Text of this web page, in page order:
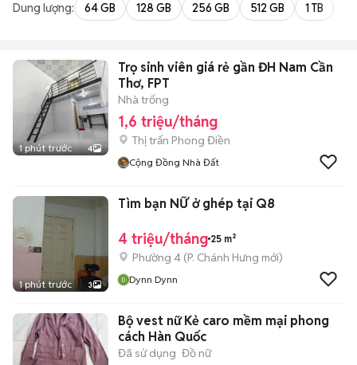
Dung lượng: 64 GB 128 GB 256 GB 512 GB 1 TB
1 phút trước 4
Trọ sinh viên giá rẻ gần ĐH Nam Cần
Thơ, FPT
Nhà trống
1,6 triệu/tháng
Thị trấn Phong Điền
Cộng Đồng Nhà Đất
1 phút trước 3
Tìm bạn NỮ ở ghép tại Q8
4 triệu/tháng 25 m²
Phường 4 (P. Chánh Hưng mới)
Dynn Dynn
Bộ vest nữ Kẻ caro mềm mại phong
cách Hàn Quốc
Đã sử dụng Đồ nữ